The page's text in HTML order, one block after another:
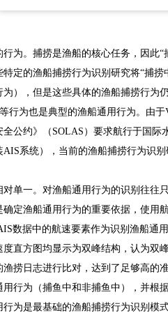
为。捕捞是渔船的核心任务，因此
定的渔船捕捞行为识别研究将“捕
），但是这些具体的渔船捕捞行为
行为也是典型的渔船通用行为。由
全公约》（SOLAS）要求航行于国际
系统），当前的渔船捕捞行为识
单一。对渔船通用行为的识别往往
确定渔船通用行为的重要依据，使用
数据中的航速要素作为识别渔船通
直方图均显示为双峰结构，认为双
捞日志进行比对，达到了足够高的
行为（捕鱼中和非捕鱼中），并根
为是最基础的渔船捕捞行为识别模